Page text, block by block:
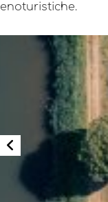
enoturistiche.